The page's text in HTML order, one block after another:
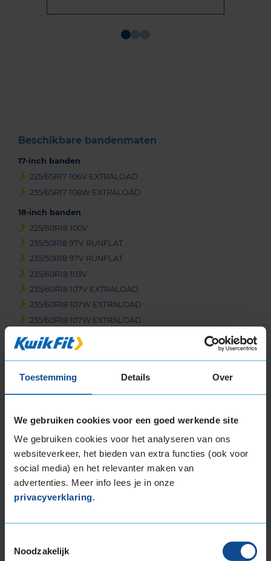
Toestemming Details Over
We gebruiken cookies voor een goed werkende site
We gebruiken cookies voor het analyseren van ons
websiteverkeer, het bieden van extra functies (ook voor
social media) en het relevanter maken van
advertenties. Meer info lees je in onze
privacyverklaring.
Noodzakelijk
Beschikbare bandenmaten
17-inch banden
225/65R17 106V EXTRALOAD
235/65R17 108W EXTRALOAD
18-inch banden
225/60R18 100V
235/50R18 97V RUNFLAT
235/50R18 97V RUNFLAT
235/60R18 103V
235/60R18 107V EXTRALOAD
235/60R18 107W EXTRALOAD
235/60R18 107W EXTRALOAD
235/65R18 110H EXTRALOAD
255/55R18 109Y EXTRALOAD
265/60R18 110V
225/55R19 99V
235/50R19 103Y EXTRALOAD
235/50R19 99V
235/50R19 99W RUNFLAT
235/55R19 101V
235/55R19 101V RUNFLAT
235/55R19 105W EXTRALOAD